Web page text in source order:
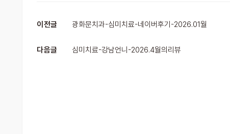
이전글 광화문치과-심미치료-네이버후기-2026.01월
다음글 심미치료-강남언니-2026.4월의리뷰